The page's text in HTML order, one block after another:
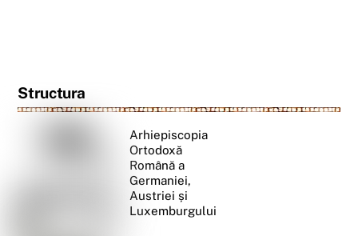
Structura
Arhiepiscopia
Ortodoxă
Română a
Germaniei,
Austriei și
Luxemburgului